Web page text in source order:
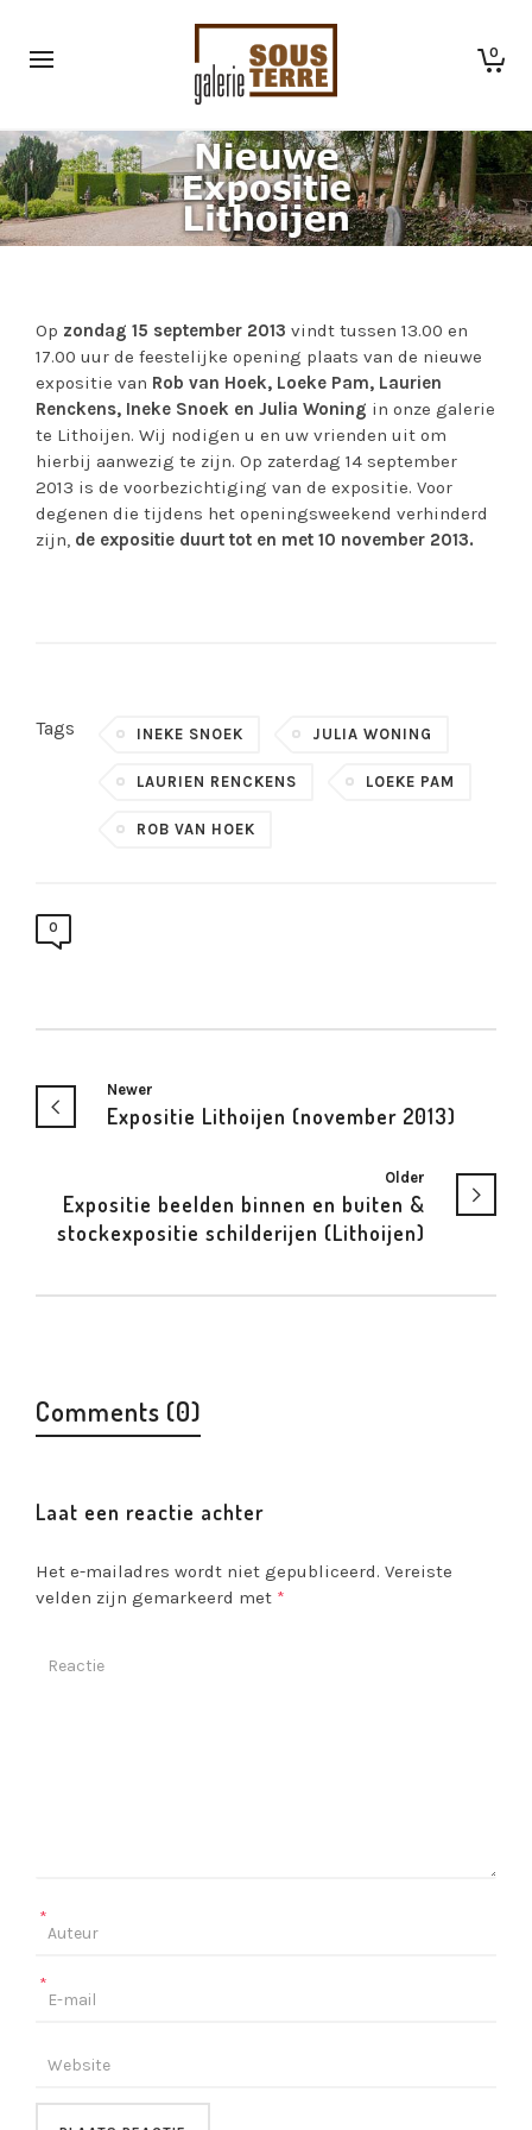
0
Op zondag 15 september 2013 vindt tussen 13.00 en
17.00 uur de feestelijke opening plaats van de nieuwe
expositie van Rob van Hoek, Loeke Pam, Laurien
Renckens, Ineke Snoek en Julia Woning in onze galerie
te Lithoijen. Wij nodigen u en uw vrienden uit om
hierbij aanwezig te zijn. Op zaterdag 14 september
2013 is de voorbezichtiging van de expositie. Voor
degenen die tijdens het openingsweekend verhinderd
zijn, de expositie duurt tot en met 10 november 2013.
Tags INEKE SNOEK JULIA WONING
LAURIEN RENCKENS LOEKE PAM
ROB VAN HOEK
0
Newer
Expositie Lithoijen (november 2013)
Older
Expositie beelden binnen en buiten &
stockexpositie schilderijen (Lithoijen)
Comments (0)
Laat een reactie achter
Het e-mailadres wordt niet gepubliceerd. Vereiste
velden zijn gemarkeerd met *
*
*